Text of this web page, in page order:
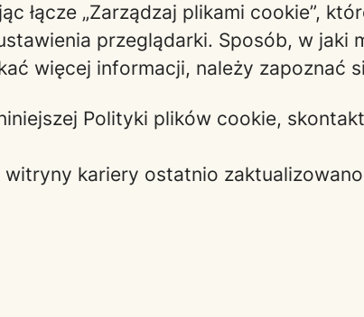
łącze „Zarządzaj plikami cookie”,
przeglądarki. Sposób, w
więcej informacji, należy zapoznać
Polityki plików cookie,
kariery ostatnio